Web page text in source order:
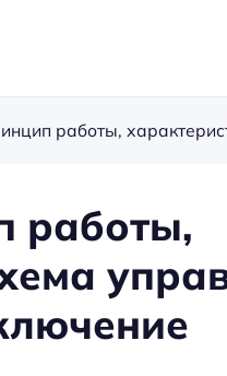
работы,